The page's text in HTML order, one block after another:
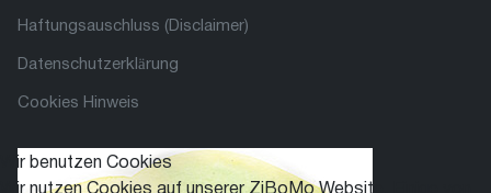
Haftungsauschluss (Disclaimer)
Datenschutzerklärung
Cookies Hinweis
Wir benutzen Cookies
Wir nutzen Cookies auf unserer ZiBoMo Website. Einige von